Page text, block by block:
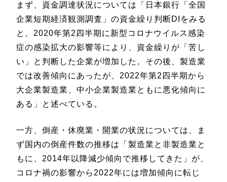
まず、資金調達状況については「日本銀行「全国
企業短期経済観測調査」の資金繰り判断DIをみる
と、2020年第2四半期に新型コロナウイルス感染
症の感染拡大の影響等により、資金繰りが「苦し
い」と判断した企業が増加した。その後、製造業
では改善傾向にあったが、2022年第2四半期から
大企業製造業、中小企業製造業ともに悪化傾向に
ある」と述べている。
一方、倒産・休廃業・開業の状況については、ま
ず国内の倒産件数の推移は「製造業と非製造業と
もに、2014年以降減少傾向で推移してきた」が、
コロナ禍の影響から2022年には増加傾向に転じ